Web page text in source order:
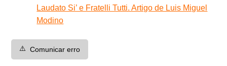
Laudato Si’ e Fratelli Tutti. Artigo de Luis Miguel
Modino
⚠️ Comunicar erro